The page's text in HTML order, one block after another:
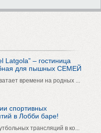
Latgola” – гостиница
для пышных СЕМЕЙ
времени на родных ...
спортивных
в Лобби баре!
трансляций в ко...